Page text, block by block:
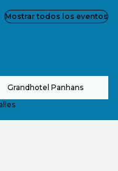
Grandhotel Panhans
Mostrar todos los eventos